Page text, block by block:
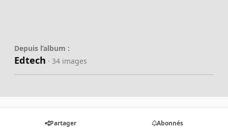
Depuis l’album :
Edtech · 34 images
Partager Abonnés